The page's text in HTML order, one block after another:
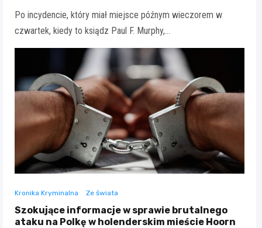
Po incydencie, który miał miejsce późnym wieczorem w
czwartek, kiedy to ksiądz Paul F. Murphy,…
Kronika Kryminalna Ze świata
Szokujące informacje w sprawie brutalnego
ataku na Polkę w holenderskim mieście Hoorn